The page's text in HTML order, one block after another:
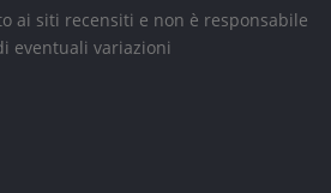
ai siti recensiti e non è responsabile
eventuali variazioni